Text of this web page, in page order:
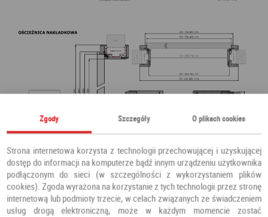
Zgody Szczegóły O plikach cookies
Strona internetowa korzysta z technologii przechowującej i uzyskującej
dostęp do informacji na komputerze bądź innym urządzeniu użytkownika
podłączonym do sieci (w szczególności z wykorzystaniem plików
cookies). Zgoda wyrażona na korzystanie z tych technologii przez stronę
internetową lub podmioty trzecie, w celach związanych ze świadczeniem
usług drogą elektroniczną, może w każdym momencie zostać